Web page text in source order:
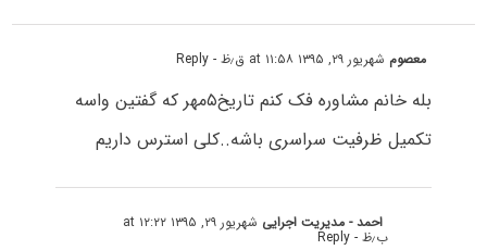
معصوم شهریور ۲۹, ۱۳۹۵ at ۱۱:۵۸ ق٫ظ - Reply
بله خانم مشاوره فک کنم تاریخ۵مهر که گفتین واسه
تکمیل ظرفیت سراسری باشه..کلی استرس داریم
احمد - مدیریت اجرایی شهریور ۲۹, ۱۳۹۵ at ۱۲:۲۲
ب٫ظ - Reply